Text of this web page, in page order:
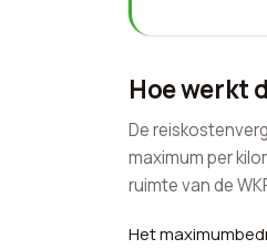
Hoe werkt
De
maximum per
ruimte van de
Het